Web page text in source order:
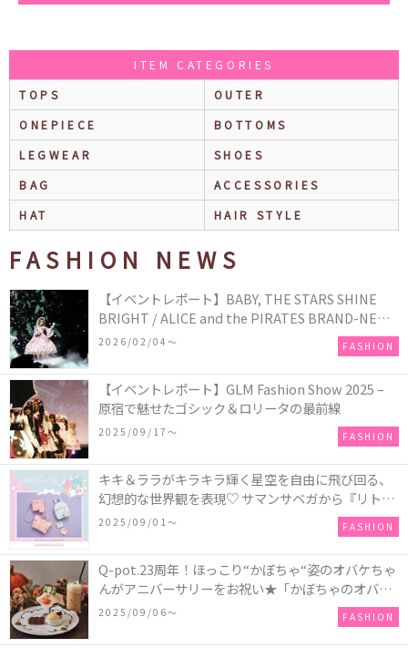
ITEM CATEGORIES
TOPS
OUTER
ONEPIECE
BOTTOMS
LEGWEAR
SHOES
BAG
ACCESSORIES
HAT
HAIR STYLE
FASHION NEWS
【イベントレポート】BABY, THE STARS SHINE
BRIGHT / ALICE and the PIRATES BRAND-NEW
COLLECTION in TOKYO
2026/02/04〜 FASHION
【イベントレポート】GLM Fashion Show 2025 –
原宿で魅せたゴシック＆ロリータの最前線
2025/09/17〜 FASHION
キキ＆ララがキラキラ輝く星空を自由に飛び回る、
幻想的な世界観を表現♡ サマンサベガから『リトル
ツインスターズ』50周年アニバーサリーイヤー』を
2025/09/01〜 FASHION
Q-pot.23周年！ほっこり“かぼちゃ“姿のオバケちゃ
んがアニバーサリーをお祝い★「かぼちゃのオバケ
ーキアクセサリー」が新発売！Q-pot CAFE.では
「かぼちゃのオバケーキプレート」も登場
2025/09/06〜 FASHION